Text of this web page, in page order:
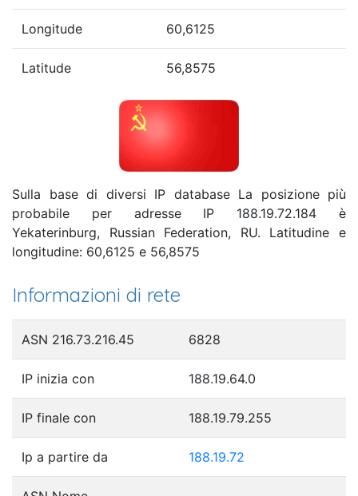
Longitude 60,6125
Latitude 56,8575
Sulla base di diversi IP database La posizione più
probabile per adresse IP 188.19.72.184 è
Yekaterinburg, Russian Federation, RU. Latitudine e
longitudine: 60,6125 e 56,8575
Informazioni di rete
ASN 216.73.216.45 6828
IP inizia con 188.19.64.0
IP finale con 188.19.79.255
Ip a partire da 188.19.72